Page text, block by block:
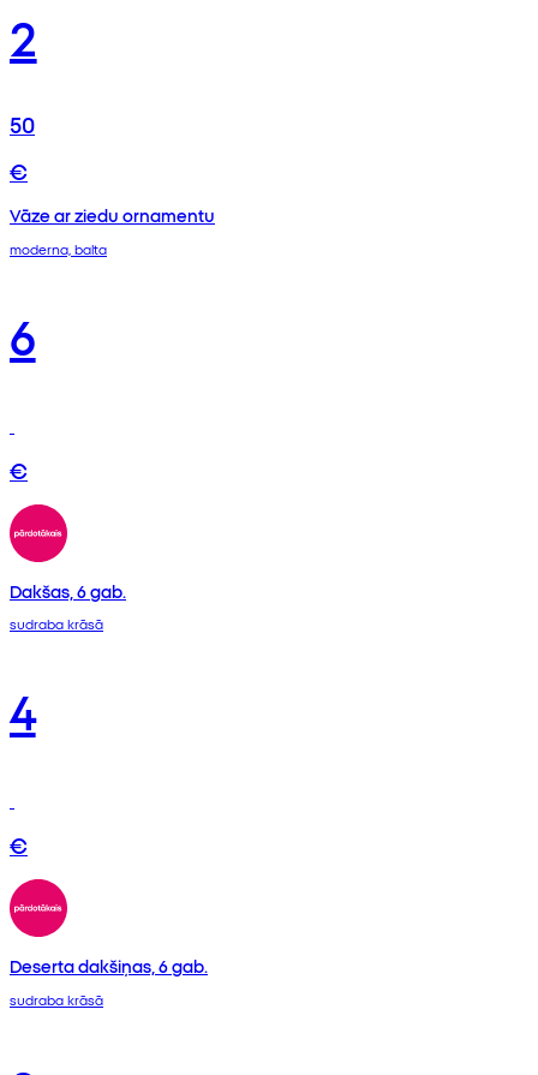
2
50
€
Vāze ar ziedu ornamentu
moderna, balta
6
€
Dakšas, 6 gab.
sudraba krāsā
4
€
Deserta dakšiņas, 6 gab.
sudraba krāsā